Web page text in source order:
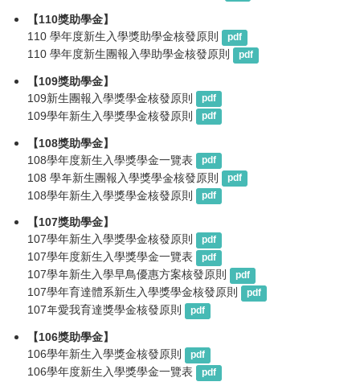
【110獎助學金】
110 學年度新生入學獎助學金核發原則
pdf
110 學年度新生團報入學助學金核發原則 pdf
【109獎助學金】
109新生團報入學獎學金核發原則
pdf
109學年新生入學獎學金核發原則 pdf
【108獎助學金】
108學年度新生入學獎學金一覽表
pdf
108 學年新生團報入學獎學金核發原則 pdf
108學年新生入學獎學金核發原則 pdf
【107獎助學金】
107學年新生入學獎學金核發原則
pdf
107學年度新生入學獎學金一覽表 pdf
107學年新生入學早鳥優惠方案核發原則 pdf
107學年育達體系新生入學獎學金核發原則 pdf
107年愛我育達獎學金核發原則 pdf
【106獎助學金】
106學年新生入學獎金核發原則
pdf
106學年度新生入學獎學金一覽表 pdf